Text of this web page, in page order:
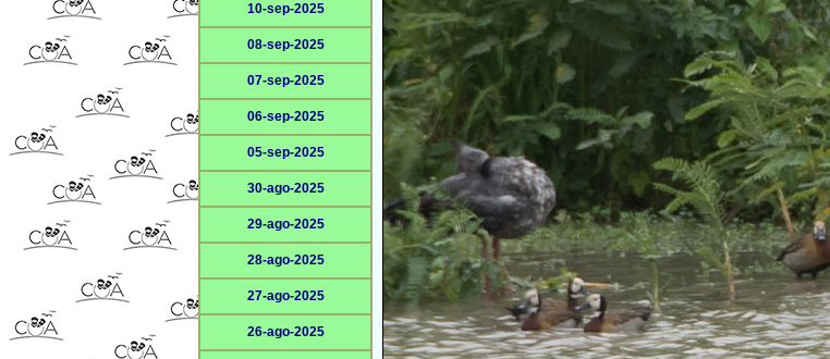
10-sep-2025
08-sep-2025
07-sep-2025
06-sep-2025
05-sep-2025
30-ago-2025
29-ago-2025
28-ago-2025
27-ago-2025
26-ago-2025